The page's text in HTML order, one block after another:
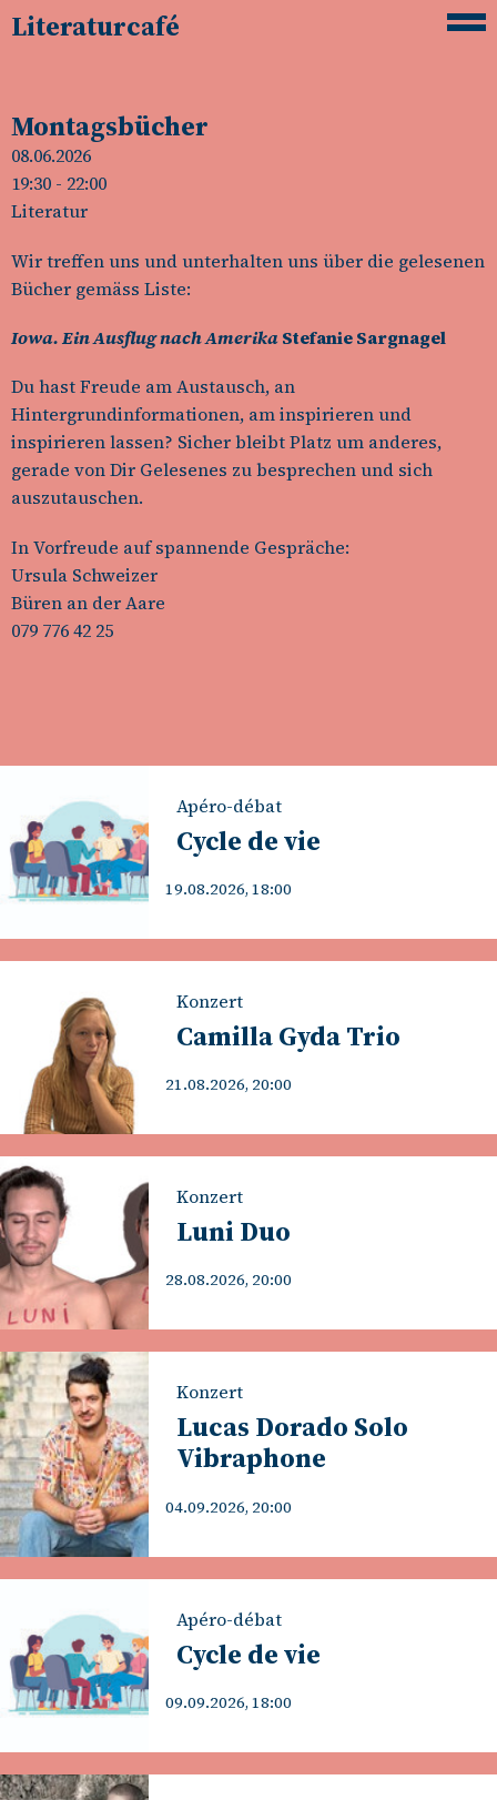
Literaturcafé
Montagsbücher
08.06.2026
19:30 - 22:00
Literatur
Wir treffen uns und unterhalten uns über die gelesenen
Bücher gemäss Liste:
Iowa. Ein Ausflug nach AmerikaStefanie Sargnagel
Du hast Freude am Austausch, an
Hintergrundinformationen, am inspirieren und
inspirieren lassen? Sicher bleibt Platz um anderes,
gerade von Dir Gelesenes zu besprechen und sich
auszutauschen.
In Vorfreude auf spannende Gespräche:
Ursula Schweizer
Büren an der Aare
079 776 42 25
Apéro-débat
Cycle de vie
19.08.2026, 18:00
Konzert
Camilla Gyda Trio
21.08.2026, 20:00
Konzert
Luni Duo
28.08.2026, 20:00
Konzert
Lucas Dorado Solo
Vibraphone
04.09.2026, 20:00
Apéro-débat
Cycle de vie
09.09.2026, 18:00